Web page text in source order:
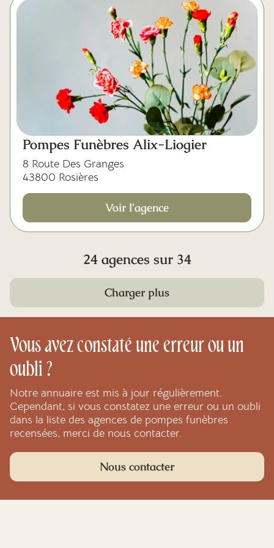
Pompes Funèbres Alix-Liogier
8 Route Des Granges
43800 Rosières
Voir l'agence
24 agences sur 34
Charger plus
Vous avez constaté une erreur ou un
oubli ?
Notre annuaire est mis à jour régulièrement.
Cependant, si vous constatez une erreur ou un oubli
dans la liste des agences de pompes funèbres
recensées, merci de nous contacter.
Nous contacter